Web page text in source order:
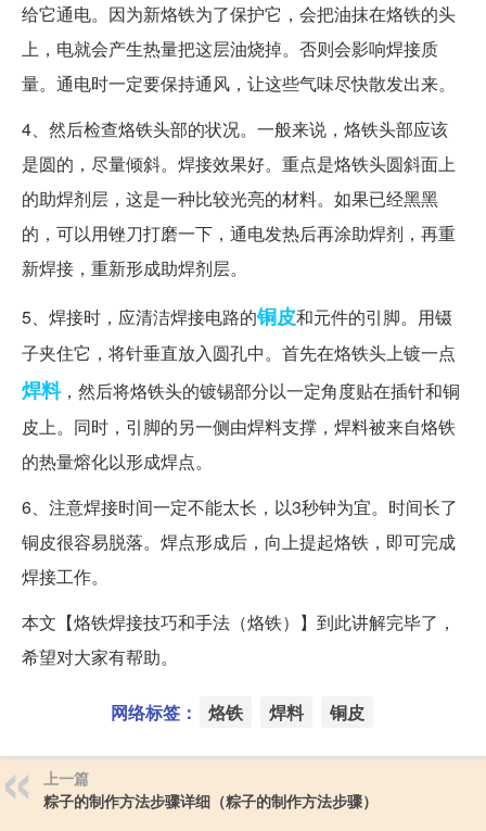
给它通电。因为新烙铁为了保护它，会把油抹在烙铁的头
上，电就会产生热量把这层油烧掉。否则会影响焊接质
量。通电时一定要保持通风，让这些气味尽快散发出来。
4、然后检查烙铁头部的状况。一般来说，烙铁头部应该
是圆的，尽量倾斜。焊接效果好。重点是烙铁头圆斜面上
的助焊剂层，这是一种比较光亮的材料。如果已经黑黑
的，可以用锉刀打磨一下，通电发热后再涂助焊剂，再重
新焊接，重新形成助焊剂层。
5、焊接时，应清洁焊接电路的铜皮和元件的引脚。用镊
子夹住它，将针垂直放入圆孔中。首先在烙铁头上镀一点
焊料，然后将烙铁头的镀锡部分以一定角度贴在插针和铜
皮上。同时，引脚的另一侧由焊料支撑，焊料被来自烙铁
的热量熔化以形成焊点。
6、注意焊接时间一定不能太长，以3秒钟为宜。时间长了
铜皮很容易脱落。焊点形成后，向上提起烙铁，即可完成
焊接工作。
本文【烙铁焊接技巧和手法（烙铁）】到此讲解完毕了，
希望对大家有帮助。
网络标签： 烙铁 焊料 铜皮
上一篇
粽子的制作方法步骤详细（粽子的制作方法步骤）